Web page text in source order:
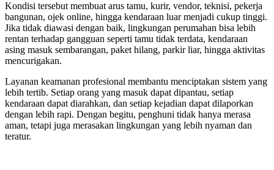
Kondisi tersebut membuat arus tamu, kurir, vendor, teknisi, pekerja
bangunan, ojek online, hingga kendaraan luar menjadi cukup tinggi.
Jika tidak diawasi dengan baik, lingkungan perumahan bisa lebih
rentan terhadap gangguan seperti tamu tidak terdata, kendaraan
asing masuk sembarangan, paket hilang, parkir liar, hingga aktivitas
mencurigakan.
Layanan keamanan profesional membantu menciptakan sistem yang
lebih tertib. Setiap orang yang masuk dapat dipantau, setiap
kendaraan dapat diarahkan, dan setiap kejadian dapat dilaporkan
dengan lebih rapi. Dengan begitu, penghuni tidak hanya merasa
aman, tetapi juga merasakan lingkungan yang lebih nyaman dan
teratur.